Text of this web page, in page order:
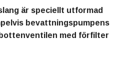
är speciellt utformad
bevattningspumpens
med förfilter